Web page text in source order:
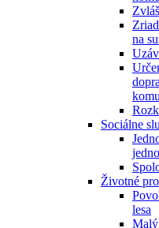
na
Sociálne
Životné
lesa